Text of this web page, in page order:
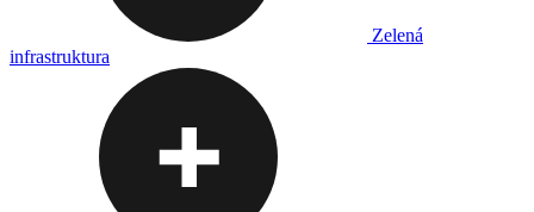
Zelená
infrastruktura